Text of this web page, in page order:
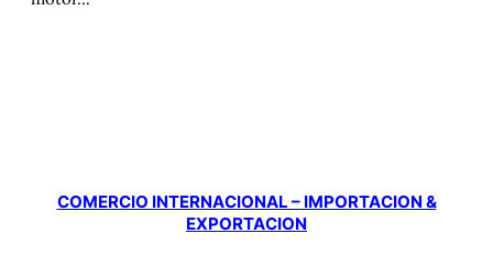
COMERCIO INTERNACIONAL – IMPORTACION &
EXPORTACION